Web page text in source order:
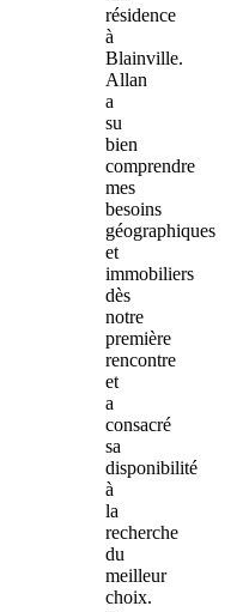
résidence
à
Blainville.
Allan
a
su
bien
comprendre
mes
besoins
géographiques
et
immobiliers
dès
notre
première
rencontre
et
a
consacré
sa
disponibilité
à
la
recherche
du
meilleur
choix.